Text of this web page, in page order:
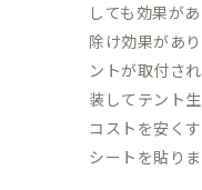
しても効果が
除け効果があ
ントが取付さ
装してテント
コストを安く
シートを貼りま